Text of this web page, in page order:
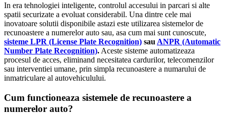
In era tehnologiei inteligente, controlul accesului in parcari si alte
spatii securizate a evoluat considerabil. Una dintre cele mai
inovatoare solutii disponibile astazi este utilizarea sistemelor de
recunoastere a numerelor auto sau, asa cum mai sunt cunoscute,
sisteme LPR (License Plate Recognition) sau ANPR (Automatic
Number Plate Recognition). Aceste sisteme automatizeaza
procesul de acces, eliminand necesitatea cardurilor, telecomenzilor
sau interventiei umane, prin simpla recunoastere a numarului de
inmatriculare al autovehiculului.
Cum functioneaza sistemele de recunoastere a
numerelor auto?